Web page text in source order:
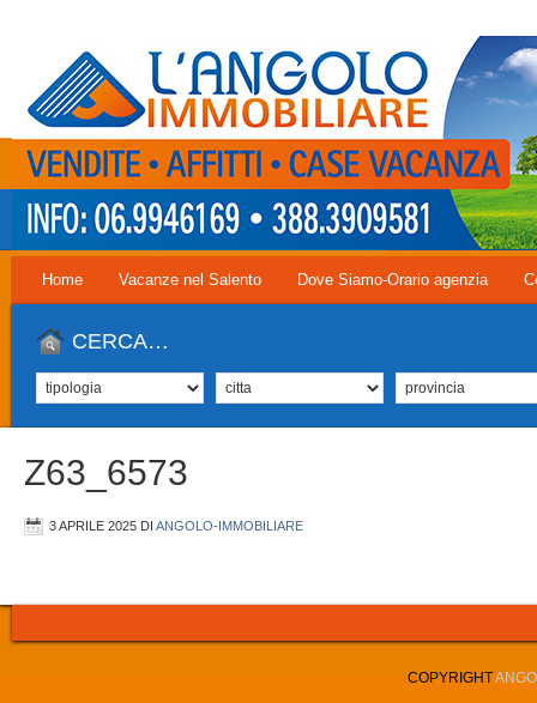
Home Vacanze nel Salento Dove Siamo-Orario agenzia
CERCA…
Z63_6573
3 APRILE 2025 DI ANGOLO-IMMOBILIARE
COPYRIGHT